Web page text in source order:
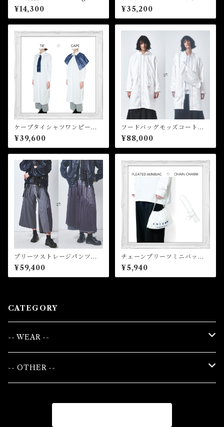
broidery Long Sleeve Tee
¥14,300
riple Arcone Bag
¥35,200
ケープタイシャツワンピース
Cape tie shirt onepiece
¥39,600
フードバッグモッズコート
Hooded Bag Mods Coat
¥88,000
プリーツストレージパンツ P
leated Storage Pants
¥59,400
チェーンプリーツミニバッ
グ Chain pleated mini bag
¥5,940
CATEGORY
-- WEAR --
WOMAN
-- OTHER --